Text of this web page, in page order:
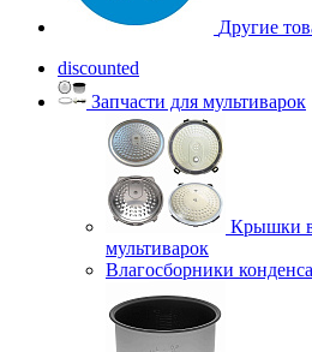
Другие
discounted
Запчасти для мультиварок
Крышки
мультиварок
Влагосборники